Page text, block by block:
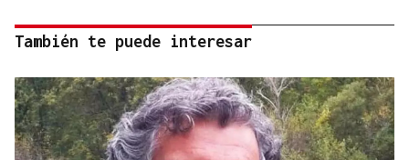
También te puede interesar